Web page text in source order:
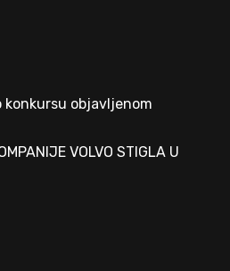
konkursu objavljenom
VOLVO STIGLA U